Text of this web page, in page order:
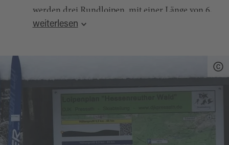
werden drei Rundloipen mit einer Länge von 6,
7 und 11 km angeboten. Weitere
Schneelage eine Verbindungsloipe zu den
Das Nutzen der Loipen ist selbstverständlich
Die DJK wünscht viel Spaß beim Langlauf!
weiterlesen